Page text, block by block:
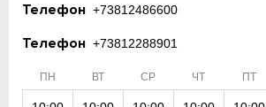
Телефон +73812486600
Телефон +73812288901
ПН ВТ СР ЧТ ПТ